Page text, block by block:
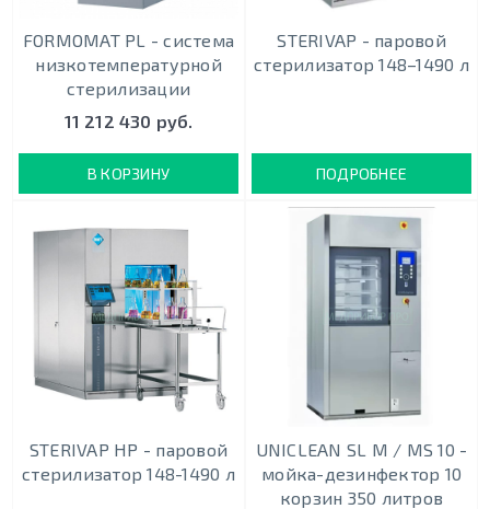
FORMOMAT PL - система
низкотемпературной
стерилизации
11 212 430 руб.
В КОРЗИНУ
STERIVAP - паровой
стерилизатор 148–1490 л
ПОДРОБНЕЕ
STERIVAP HP - паровой
стерилизатор 148-1490 л
UNICLEAN SL M / MS 10 -
мойка-дезинфектор 10
корзин 350 литров